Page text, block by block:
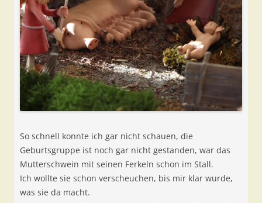
So schnell konnte ich gar nicht schauen, die
Geburtsgruppe ist noch gar nicht gestanden, war das
Mutterschwein mit seinen Ferkeln schon im Stall.
Ich wollte sie schon verscheuchen, bis mir klar wurde,
was sie da macht.